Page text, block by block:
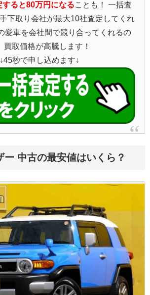
すると80万円になることも！ 一括査
下取り会社が最大10社査定してくれ
愛車を会社間で競り合ってくれるの
買取価格が高騰します！
↓45秒で申し込めます↓
ー 中古の最安値はいくら？